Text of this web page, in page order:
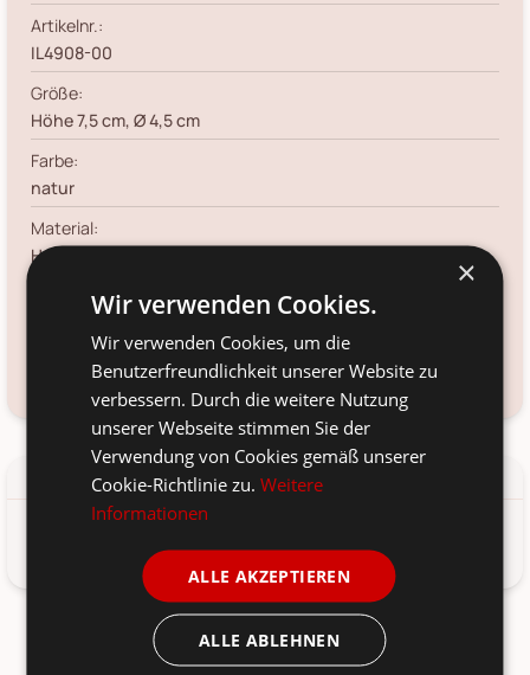
Artikelnr.:
IL4908-00
Größe:
Höhe 7,5 cm, Ø 4,5 cm
Farbe:
natur
Material:
Holz
Voraussichtliche Lieferung:
13. Aug 2026
Frage zum Produkt?Kundenservice kontaktieren
Produkt-/Sicherheitshinweise
Praktische Gemüsebürste aus Holz von Ib Laursen
×
Wir verwenden Cookies.
Wir verwenden Cookies, um die
Benutzerfreundlichkeit unserer Website zu
verbessern. Durch die weitere Nutzung
unserer Webseite stimmen Sie der
Verwendung von Cookies gemäß unserer
Cookie-Richtlinie zu.Weitere
Informationen
ALLE AKZEPTIEREN
ALLE ABLEHNEN